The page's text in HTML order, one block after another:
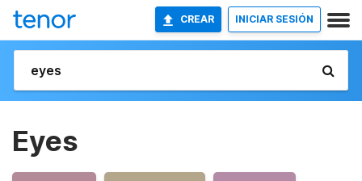
CREAR INICIAR SESIÓN
Eyes